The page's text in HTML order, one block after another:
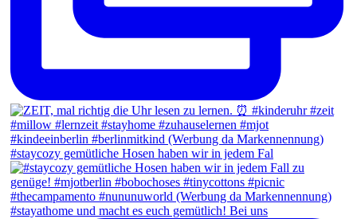
#staycozy gemütliche Hosen haben wir in jedem Fal
#stayathome und macht es euch gemütlich! Bei uns